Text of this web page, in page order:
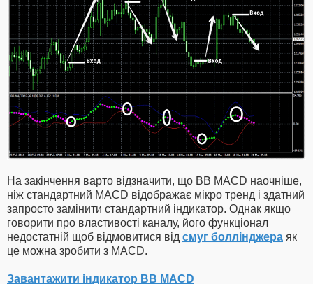
На закінчення варто відзначити, що BB MACD наочніше,
ніж стандартний MACD відображає мікро тренд і здатний
запросто замінити стандартний індикатор. Однак якщо
говорити про властивості каналу, його функціонал
недостатній щоб відмовитися від смуг боллінджера як
це можна зробити з MACD.
Завантажити індикатор BB MACD